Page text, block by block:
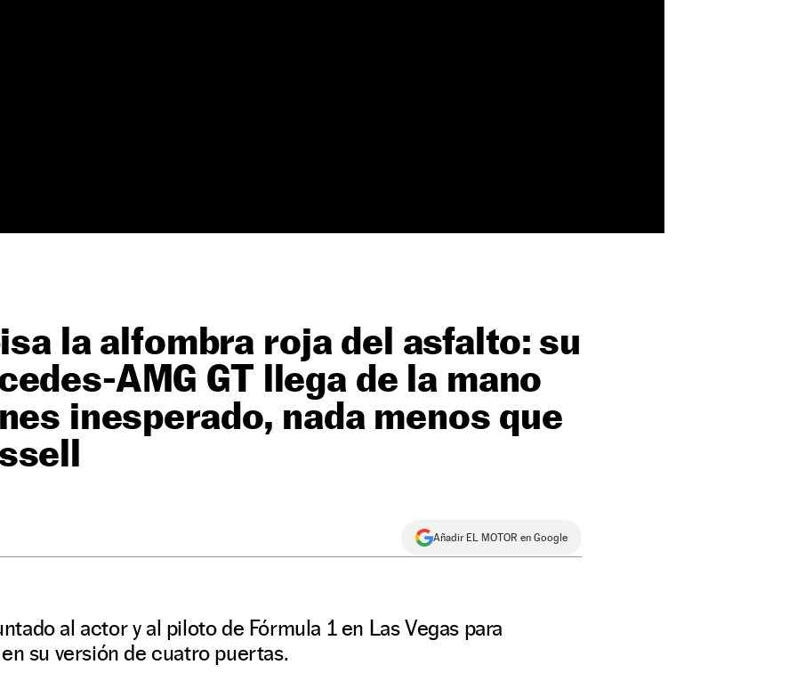
la alfombra roja del asfalto: su
AMG GT llega de la mano
inesperado, nada menos que
Añadir EL MOTOR en Google
al actor y al piloto de Fórmula 1 en Las Vegas para
su versión de cuatro puertas.